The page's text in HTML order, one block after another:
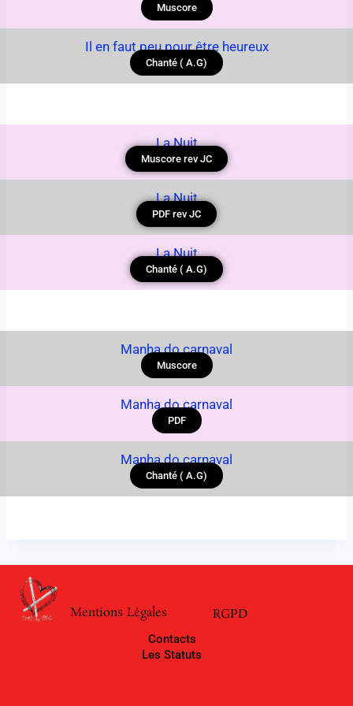
Muscore
Il en faut peu pour être heureux
Chanté ( A.G)
La Nuit
Muscore rev JC
La Nuit
PDF rev JC
La Nuit
Chanté ( A.G)
Manha do carnaval
Muscore
Manha do carnaval
PDF
Manha do carnaval
Chanté ( A.G)
Mentions Légales RGPD
Contacts
Les Statuts